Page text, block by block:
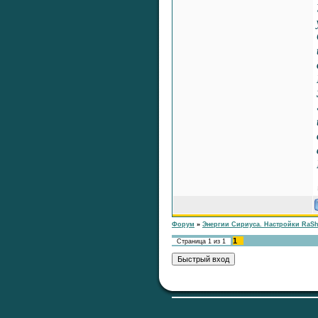
Форум » Энергии Сириуса. Настройки
Страница 1 из 1
1